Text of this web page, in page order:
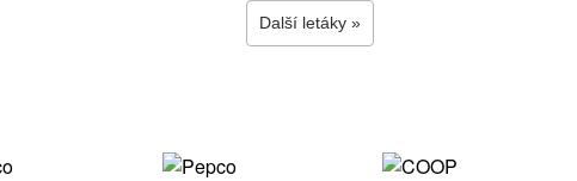
Další letáky »